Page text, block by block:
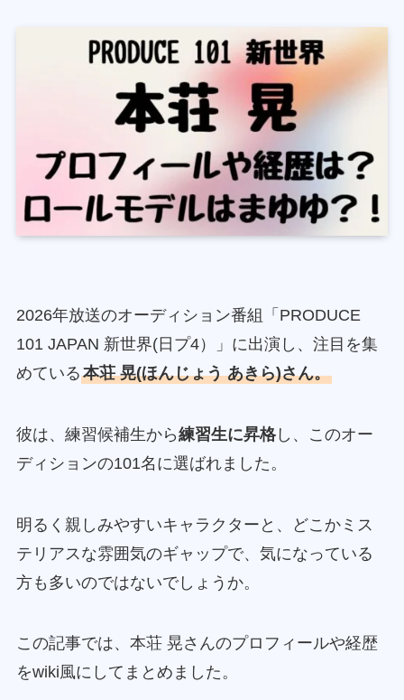
2026年放送のオーディション番組「PRODUCE
101 JAPAN 新世界(日プ4）」に出演し、注目を集
めている本荘 晃(ほんじょう あきら)さん。
彼は、練習候補生から練習生に昇格し、このオー
ディションの101名に選ばれました。
明るく親しみやすいキャラクターと、どこかミス
テリアスな雰囲気のギャップで、気になっている
方も多いのではないでしょうか。
この記事では、本荘 晃さんのプロフィールや経歴
をwiki風にしてまとめました。